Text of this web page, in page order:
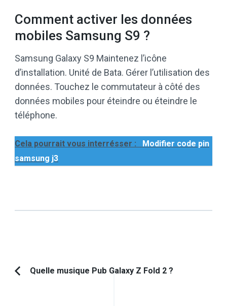
Comment activer les données
mobiles Samsung S9 ?
Samsung Galaxy S9 Maintenez l’icône
d’installation. Unité de Bata. Gérer l’utilisation des
données. Touchez le commutateur à côté des
données mobiles pour éteindre ou éteindre le
téléphone.
Cela pourrait vous interrésser :
Modifier code pin
samsung j3
Navigation
Article
Quelle musique Pub Galaxy Z Fold 2 ?